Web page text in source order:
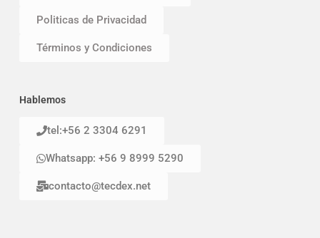
Politicas de Privacidad
Términos y Condiciones
Hablemos
tel:+56 2 3304 6291
Whatsapp: +56 9 8999 5290
contacto@tecdex.net